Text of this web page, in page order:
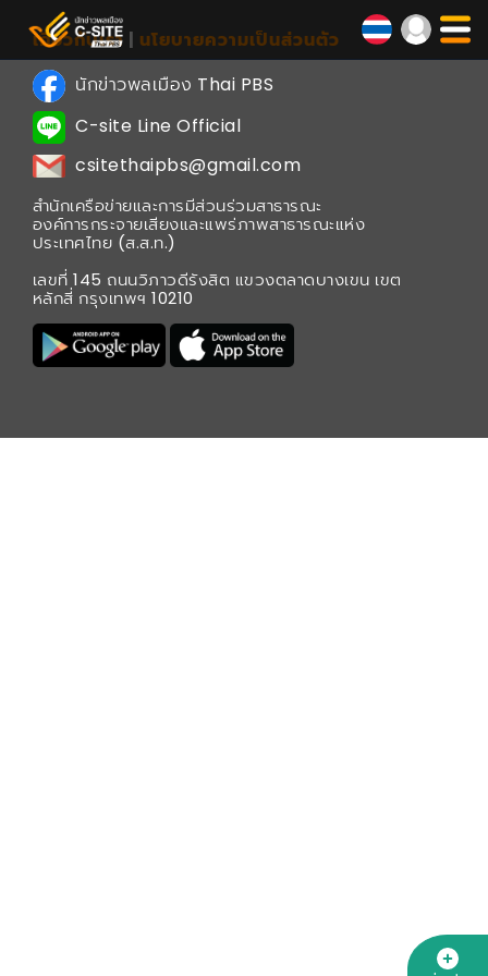
เกี่ยวกับเรา
นโยบายความเป็นส่วนตัว
นักข่าวพลเมือง Thai PBS
C-site Line Official
csitethaipbs@gmail.com
สำนักเครือข่ายและการมีส่วนร่วมสาธารณะ
องค์การกระจายเสียงและแพร่ภาพสาธารณะแห่ง
ประเทศไทย (ส.ส.ท.)
เลขที่ 145 ถนนวิภาวดีรังสิต แขวงตลาดบางเขน เขต
หลักสี่ กรุงเทพฯ 10210